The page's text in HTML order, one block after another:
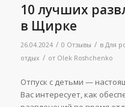
10 лучших
в Щирке
26.04.2024 / 0 Отзывы / в Для
отдых / от Olek Roshchenko
Отпуск с детьми —
Вас интересует, как